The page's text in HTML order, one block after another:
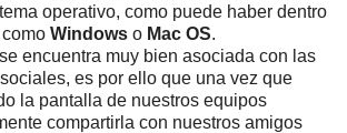
operativo, como puede haber dentro
Windows o Mac OS.
encuentra muy bien asociada con las
es por ello que una vez que
la pantalla de nuestros equipos
compartirla con nuestros amigos